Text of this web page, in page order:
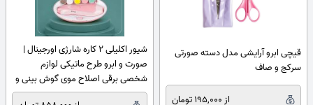
قیچی ابرو آرایشی مدل دسته صورتی
سرکج و صاف
از 195,000 تومان
شیور اکلیلی 2 کاره شارژی اورجینال |
صورت و ابرو طرح ماتیکی لوازم
شخصی برقی اصلاح موی گوش بینی و
ابرو آرایشی و بهداشتی